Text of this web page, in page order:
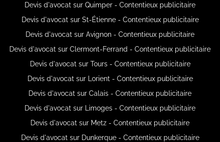
Devis d'avocat sur Quimper - Contentieux publicitaire
Devis d'avocat sur St-Étienne - Contentieux publicitaire
Devis d'avocat sur Avignon - Contentieux publicitaire
Devis d'avocat sur Clermont-Ferrand - Contentieux publicitaire
Devis d'avocat sur Tours - Contentieux publicitaire
Devis d'avocat sur Lorient - Contentieux publicitaire
Devis d'avocat sur Calais - Contentieux publicitaire
Devis d'avocat sur Limoges - Contentieux publicitaire
Devis d'avocat sur Metz - Contentieux publicitaire
Devis d'avocat sur Dunkerque - Contentieux publicitaire